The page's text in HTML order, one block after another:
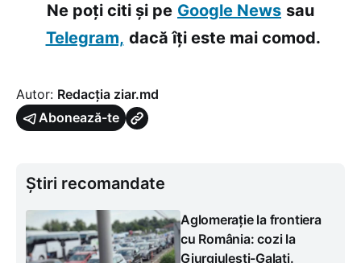
Ne poți citi și pe Google News sau
Telegram, dacă îți este mai comod.
Autor: Redacția ziar.md
Abonează-te
Știri recomandate
Aglomerație la frontiera
cu România: cozi la
Giurgiulești-Galați.